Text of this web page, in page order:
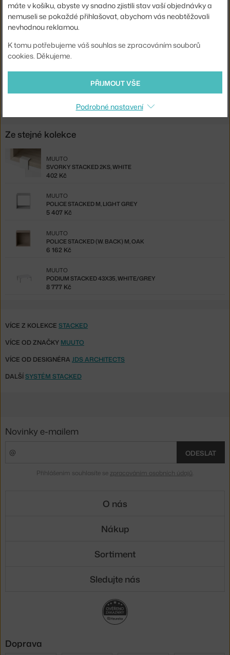
Barva:
světle šedá
Materiál:
lakovaná MDF
Kód produktu
MUU-STMDOME02
EAN
5713292822353
Ste zo Slovenska? Prejdite naPolica Stacked (w. door) M, light grey
Shopping from the EU? Switch toStacked M with Door, light grey
Ze stejné kolekce
SVORKY STACKED 2KS, WHITE
MUUTO
402 Kč
POLICE STACKED M, LIGHT GREY
MUUTO
5 407 Kč
POLICE STACKED (W. BACK) M, OAK
MUUTO
6 162 Kč
PODIUM STACKED 43X35, WHITE/GREY
MUUTO
8 777 Kč
VÍCE Z KOLEKCE STACKED
VÍCE OD ZNAČKY MUUTO
VÍCE OD DESIGNÉRA JDS ARCHITECTS
DALŠÍSYSTÉM STACKED
máte v košíku, abyste vy snadno zjistili stav vaší objednávky a
nemuseli se pokaždé přihlašovat, abychom vás neobtěžovali
nevhodnou reklamou.
K tomu potřebujeme váš souhlas se zpracováním souborů
cookies. Děkujeme.
PŘIJMOUT VŠE
Podrobné nastavení
Novinky e-mailem
ODESLAT
Přihlášením souhlasíte se zpracováním osobních údajů
O nás
Nákup
Sortiment
Sledujte nás
Doprava